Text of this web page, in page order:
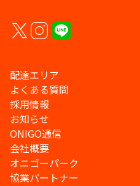
配達エリア
よくある質問
採用情報
お知らせ
ONIGO通信
会社概要
オニゴーパーク
協業パートナー